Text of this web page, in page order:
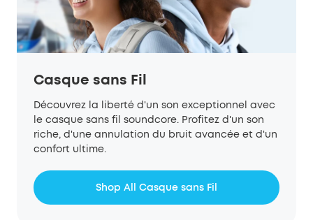
Casque sans Fil
Découvrez la liberté d'un son exceptionnel avec
le casque sans fil soundcore. Profitez d'un son
riche, d'une annulation du bruit avancée et d'un
confort ultime.
Shop All Casque sans Fil